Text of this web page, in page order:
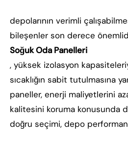
depolarının verimli
bileşenler son derece
Soğuk Oda Panelleri
, yüksek izolasyon
sıcaklığın sabit tutulmasına
paneller, enerji maliyetlerini
kalitesini koruma konusunda
doğru seçimi, depo